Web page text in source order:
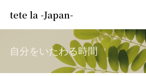
tete la -Japan-
自分をいたわる時間